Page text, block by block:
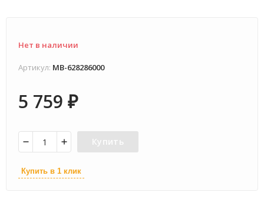
Нет в наличии
Артикул: MB-628286000
5 759 ₽
Купить
Купить в 1 клик